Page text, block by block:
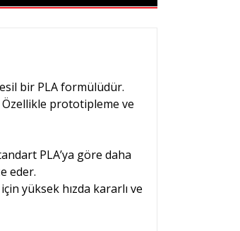
bir PLA formülüdür.
Özellikle prototipleme ve
PLA’ya göre daha
eder.
yüksek hızda kararlı ve